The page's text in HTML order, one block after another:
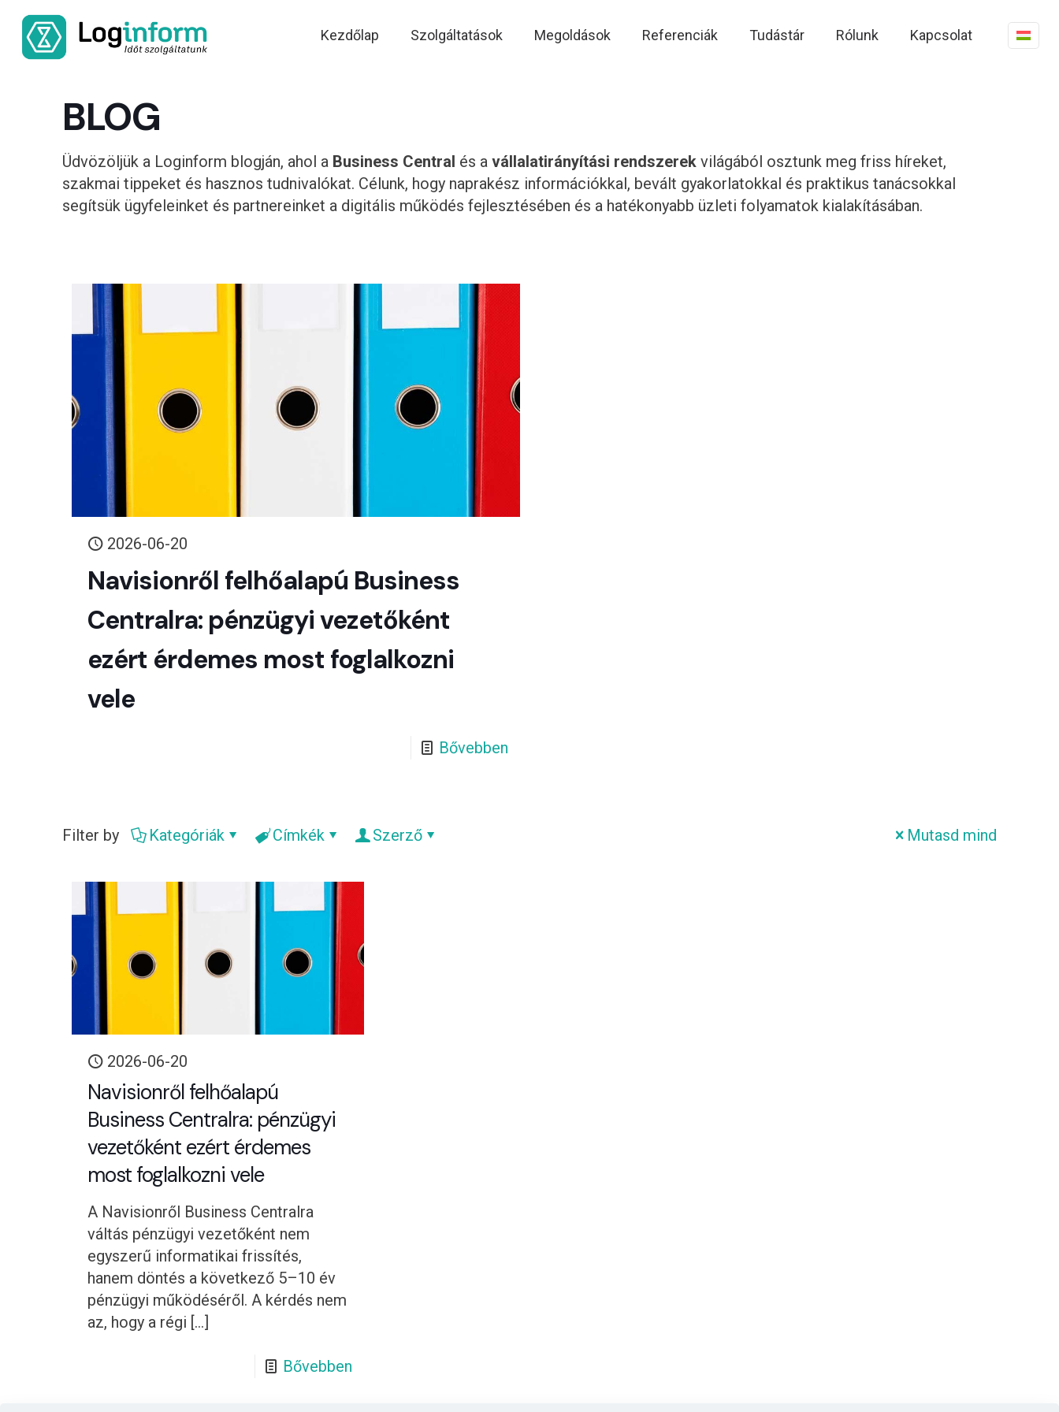
Kezdőlap Szolgáltatások Megoldások Referenciák Tudástár Rólunk Kapcsolat
BLOG
Üdvözöljük a Loginform blogján, ahol a Business Central és a vállalatirányítási rendszerek világából osztunk meg friss híreket,
szakmai tippeket és hasznos tudnivalókat. Célunk, hogy naprakész információkkal, bevált gyakorlatokkal és praktikus tanácsokkal
segítsük ügyfeleinket és partnereinket a digitális működés fejlesztésében és a hatékonyabb üzleti folyamatok kialakításában.
2026-06-20
Navisionről felhőalapú Business
Centralra: pénzügyi vezetőként
ezért érdemes most foglalkozni
vele
Bővebben
Filter by Kategóriák Címkék Szerző Mutasd mind
2026-06-20
Navisionről felhőalapú
Business Centralra: pénzügyi
vezetőként ezért érdemes
most foglalkozni vele
A Navisionről Business Centralra
váltás pénzügyi vezetőként nem
egyszerű informatikai frissítés,
hanem döntés a következő 5–10 év
pénzügyi működéséről. A kérdés nem
az, hogy a régi […]
Bővebben